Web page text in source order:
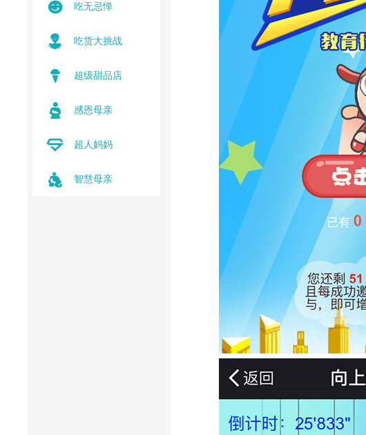
吃无忌惮
吃货大挑战
超级甜品店
感恩母亲
超人妈妈
智慧母亲